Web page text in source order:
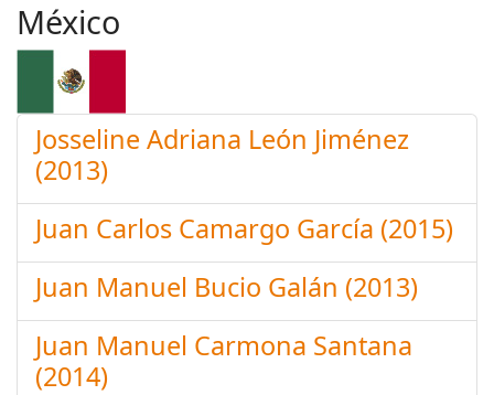
México
Josseline Adriana León Jiménez
(2013)
Juan Carlos Camargo García (2015)
Juan Manuel Bucio Galán (2013)
Juan Manuel Carmona Santana
(2014)